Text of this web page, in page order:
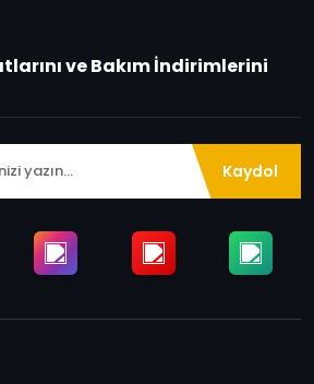
ve Bakım İndirimlerini
Kaydol